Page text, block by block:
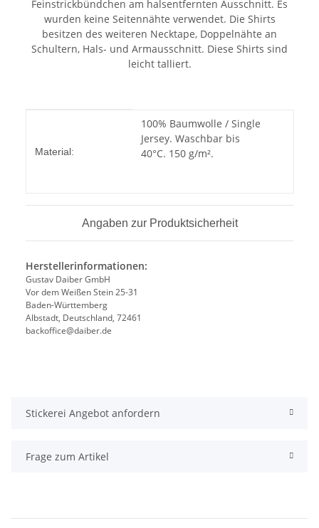
Feinstrickbündchen am halsentfernten Ausschnitt. Es
wurden keine Seitennähte verwendet. Die Shirts
besitzen des weiteren Necktape, Doppelnähte an
Schultern, Hals- und Armausschnitt. Diese Shirts sind
leicht talliert.
Material:
100% Baumwolle / Single
Jersey. Waschbar bis
40°C. 150 g/m².
Angaben zur Produktsicherheit
Herstellerinformationen:
Gustav Daiber GmbH
Vor dem Weißen Stein 25-31
Baden-Württemberg
Albstadt, Deutschland, 72461
backoffice@daiber.de
Stickerei Angebot anfordern
Frage zum Artikel